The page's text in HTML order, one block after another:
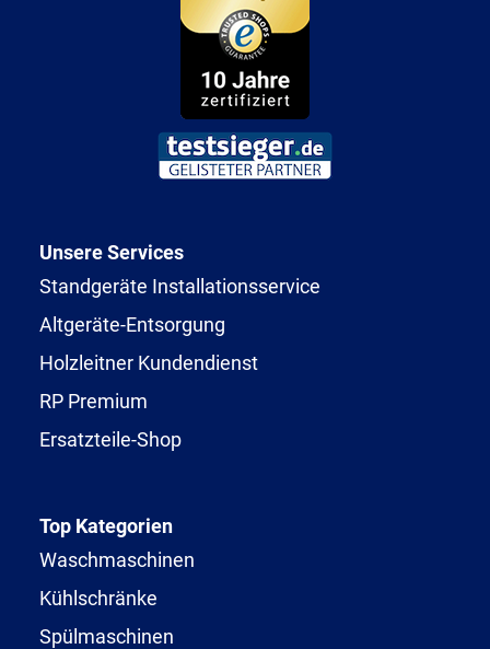
Unsere Services
Standgeräte Installationsservice
Altgeräte-Entsorgung
Holzleitner Kundendienst
RP Premium
Ersatzteile-Shop
Top Kategorien
Waschmaschinen
Kühlschränke
Spülmaschinen